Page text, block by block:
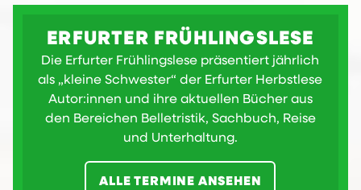
ERFURTER FRÜHLINGSLESE
Die Erfurter Frühlingslese präsentiert jährlich
als „kleine Schwester“ der Erfurter Herbstlese
Autor:innen und ihre aktuellen Bücher aus
den Bereichen Belletristik, Sachbuch, Reise
und Unterhaltung.
ALLE TERMINE ANSEHEN